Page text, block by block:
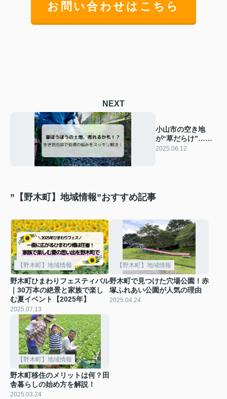
お問い合わせはこちら
NEXT
小山市の空き地
が“草だらけ”…管
理が面倒になった
2025.06.12
”【野木町】地域情報”おすすめ記事
【野木町】地域情報
野木町ひまわりフェスティバル
｜30万本の絶景と家族で楽し
む夏イベント【2025年】
2025.07.13
【野木町】地域情報
野木町で見つけた穴場公園！赤
塚ふれあい公園が人気の理由
2025.04.24
【野木町】地域情報
野木町移住のメリットは何？田
舎暮らしの始め方を解説！
2025.03.24